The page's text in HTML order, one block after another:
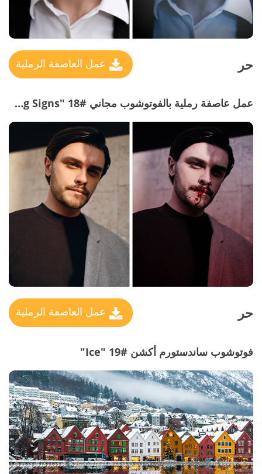
حر عمل العاصفة الرملية
عمل عاصفة رملية بالفوتوشوب مجاني #18 "Terrifying Signs"
حر عمل العاصفة الرملية
فوتوشوب ساندستورم أكشن #19 "Ice"